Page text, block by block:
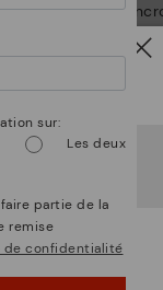
et
allez
RESTER
sur:
Les deux
partie de la
remise
de confidentialité